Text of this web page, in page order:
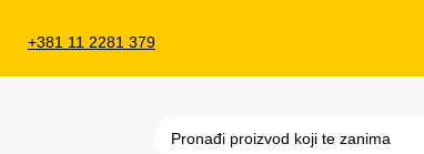
+381 11 2281 379